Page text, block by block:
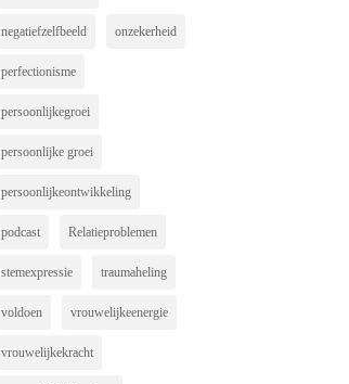
negatiefzelfbeeld onzekerheid
perfectionisme
persoonlijkegroei
persoonlijke groei
persoonlijkeontwikkeling
podcast Relatieproblemen
stemexpressie traumaheling
voldoen vrouwelijkeenergie
vrouwelijkekracht